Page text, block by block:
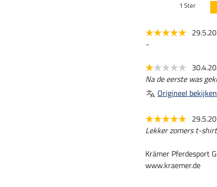
1 Ster
-
Na de eerste was
Origineel bekijken
Lekker zomers t-
Krämer Pferdesport
www.kraemer.de